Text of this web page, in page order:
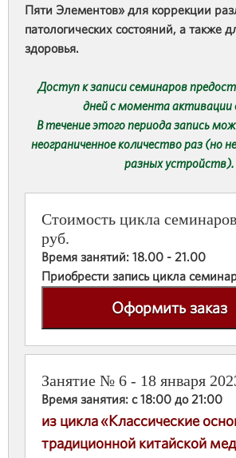
Пяти Элементов» для коррекции
патологических состояний, а также
здоровья.
Доступ к записи семинаров
дней с момента активации
В течение этого периода запись
неограниченное количество раз (но
разных устройств).
Стоимость цикла
руб.
Время занятий: 18.00 - 21.00
Приобрести запись цикла
Оформить заказ
Занятие № 6 - 18 января
Время занятия: с 18:00 до 21:00
из цикла «Классические
традиционной китайской